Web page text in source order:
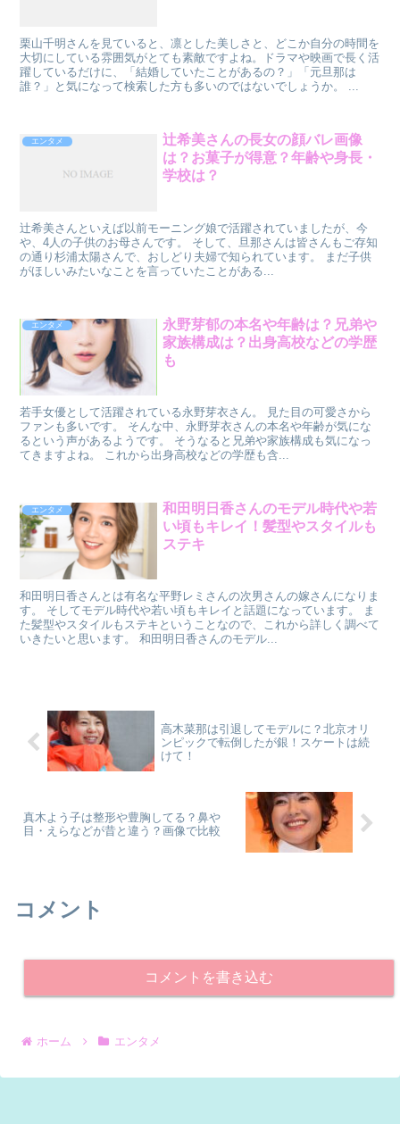
栗山千明さんを見ていると、凛とした美しさと、どこか自分の時間を
大切にしている雰囲気がとても素敵ですよね。ドラマや映画で長く活
躍しているだけに、「結婚していたことがあるの？」「元旦那は
誰？」と気になって検索した方も多いのではないでしょうか。 ...
エンタメ
辻希美さんの長女の顔バレ画像
は？お菓子が得意？年齢や身長・
学校は？
辻希美さんといえば以前モーニング娘で活躍されていましたが、今
や、4人の子供のお母さんです。 そして、旦那さんは皆さんもご存知
の通り杉浦太陽さんで、おしどり夫婦で知られています。 まだ子供
がほしいみたいなことを言っていたことがある...
エンタメ
永野芽郁の本名や年齢は？兄弟や
家族構成は？出身高校などの学歴
も
若手女優として活躍されている永野芽衣さん。 見た目の可愛さから
ファンも多いです。 そんな中、永野芽衣さんの本名や年齢が気にな
るという声があるようです。 そうなると兄弟や家族構成も気になっ
てきますよね。 これから出身高校などの学歴も含...
エンタメ
和田明日香さんのモデル時代や若
い頃もキレイ！髪型やスタイルも
ステキ
和田明日香さんとは有名な平野レミさんの次男さんの嫁さんになりま
す。 そしてモデル時代や若い頃もキレイと話題になっています。 ま
た髪型やスタイルもステキということなので、これから詳しく調べて
いきたいと思います。 和田明日香さんのモデル...
高木菜那は引退してモデルに？北京オリ
ンピックで転倒したが銀！スケートは続
けて！
真木よう子は整形や豊胸してる？鼻や
目・えらなどが昔と違う？画像で比較
コメント
コメントを書き込む
ホーム エンタメ